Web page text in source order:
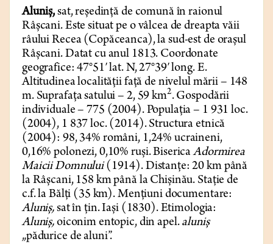
Aluniș,sat, reședință de comună în raionul
Râșcani. Este situat pe o vâlcea de dreapta văii
râului Recea (Copăceanca), la sud-est de orașul
Râșcani. Datat cu anul 1813. Coordonate
geografice: 47°51′ lat. N, 27°39′ long. E.
Altitudinea localității față de nivelul mării – 148
m. Suprafața satului – 2, 59 km2. Gospodării
individuale – 775 (2004). Populația – 1 931 loc.
(2004), 1 837 loc. (2014). Structura etnică
(2004): 98, 34% români, 1,24% ucraineni,
0,16% polonezi, 0,10% ruși. BisericaAdormirea
Maicii Domnului(1914).Distanțe: 20 km până
la Râșcani, 158 km până la Chișinău. Stație de
c.f. la Bălți (35 km). Mențiuni documentare:
Aluniș,sat în țin. Iași (1830). Etimologia:
Aluniș,oiconim entopic, din apel.aluniș
„pădurice de aluni”.